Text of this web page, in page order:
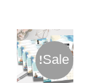
Sale!